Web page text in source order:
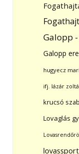
Galopp
Galopp
hugyecz
ifj. lázár
krucsó
Lovaglás